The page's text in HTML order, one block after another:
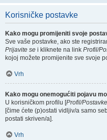
Korisničke postavke
Kako mogu promijeniti svoje
Sve vaše postavke, ako ste
Prijavite se i kliknete na link Profil/
kojoj možete promijenite sve svoje
Vrh
Kako mogu onemogućiti pojavu
U korisničkom profilu [Profil/Postavke
[čime ćete (p)ostati vidljiv/a samo
postati skriven/a].
Vrh